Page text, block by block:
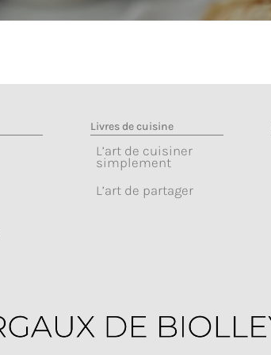
Livres de cuisine
L’art de cuisiner
simplement
L’art de partager